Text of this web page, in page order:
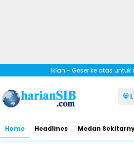
Iklan - Geser ke atas
Home Headlines Medan